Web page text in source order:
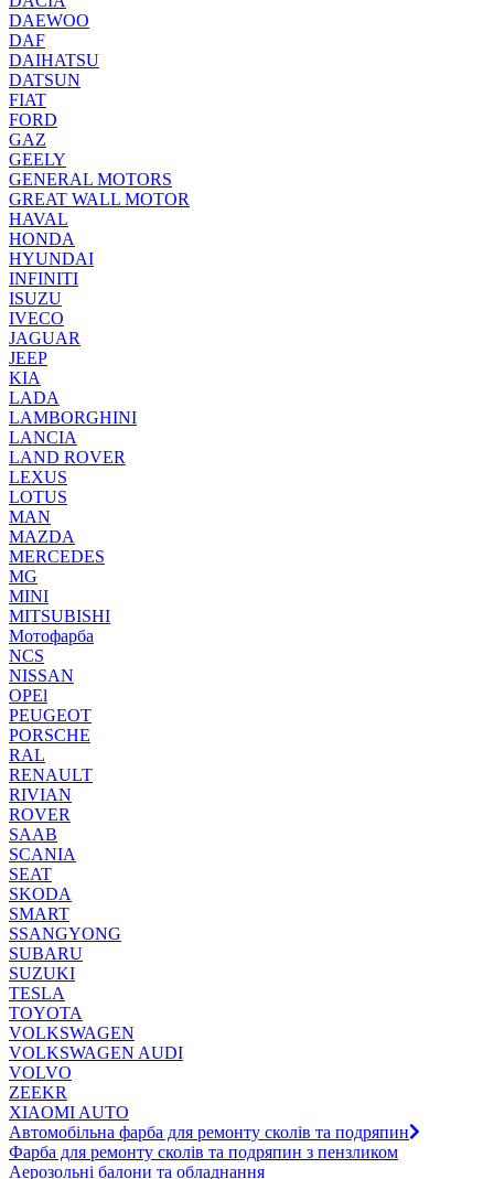
DAEWOO
DAF
DAIHATSU
DATSUN
FIAT
FORD
GAZ
GEELY
GENERAL MOTORS
GREAT WALL MOTOR
HAVAL
HONDA
HYUNDAI
INFINITI
ISUZU
IVECO
JAGUAR
JEEP
KIA
LADA
LAMBORGHINI
LANCIA
LAND ROVER
LEXUS
LOTUS
MAN
MAZDA
MERCEDES
MG
MINI
MITSUBISHI
Мотофарба
NCS
NISSAN
OPEl
PEUGEOT
PORSCHE
RAL
RENAULT
RIVIAN
ROVER
SAAB
SCANIA
SEAT
SKODA
SMART
SSANGYONG
SUBARU
SUZUKI
TESLA
TOYOTA
VOLKSWAGEN
VOLKSWAGEN AUDI
VOLVO
ZEEKR
XIAOMI AUTO
Автомобільна фарба для ремонту сколів та подряпин
Фарба для ремонту сколів та подряпин з пензликом
Аерозольні балони та обладнання